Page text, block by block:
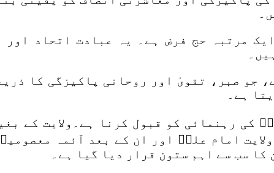
مرتبہ حج فرض ہے۔ یہ عبادت اتحاد اور
جو صبر، تقویٰ اور روحانی پاکیزگی کا
ہے۔
کی رہنمائی کو قبول کرنا ہے۔ولایت کے
امام علیؑ اور ان کے بعد آئمہ
کا سب سے اہم ستون قرار دیا گیا ہے۔